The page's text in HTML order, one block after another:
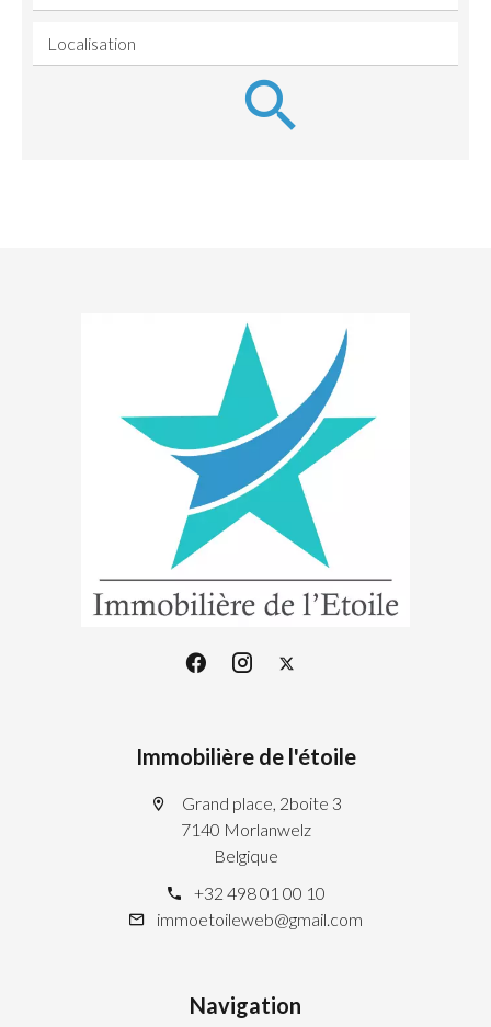
Localisation
Immobilière de l'étoile
Grand place, 2boite 3
7140 Morlanwelz
Belgique
+32 498 01 00 10
immoetoileweb@gmail.com
Navigation